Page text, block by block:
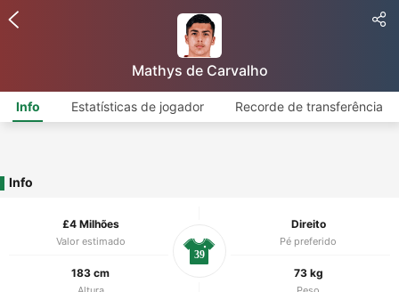
Mathys de Carvalho
Info Estatísticas de jogador Recorde de transferência
Info
£4 Milhões
Valor estimado
Direito
Pé preferido
183 cm 73 kg
39